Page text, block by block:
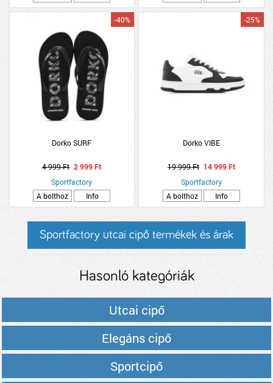
Dorko SURF
-40%
4 999 Ft 2 999 Ft
Sportfactory
A bolthoz
Info
Dorko VIBE
-25%
19 999 Ft 14 999 Ft
Sportfactory
A bolthoz
Info
Sportfactory utcai cipő termékek és árak
Hasonló kategóriák
Utcai cipő
Elegáns cipő
Sportcipő